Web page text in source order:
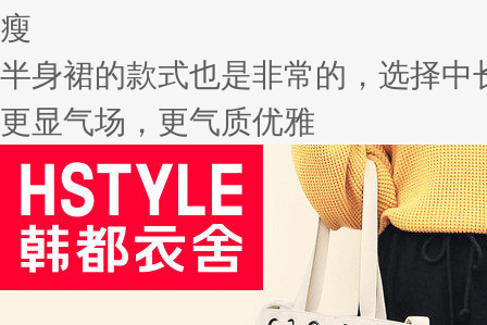
瘦
半身裙的款式也是非常的，选择
更显气场，更气质优雅